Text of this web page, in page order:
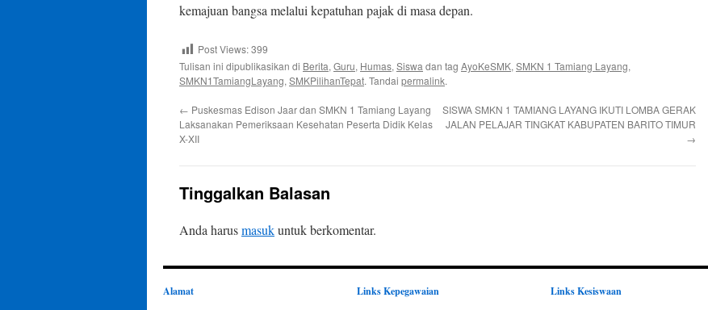
kemajuan bangsa melalui kepatuhan pajak di masa depan.
Post Views:399
Tulisan ini dipublikasikan di Berita, Guru, Humas, Siswa dan tag AyoKeSMK, SMKN 1 Tamiang Layang,
SMKN1TamiangLayang, SMKPilihanTepat. Tandai permalink.
← Puskesmas Edison Jaar dan SMKN 1 Tamiang Layang
Laksanakan Pemeriksaan Kesehatan Peserta Didik Kelas
X-XII
SISWA SMKN 1 TAMIANG LAYANG IKUTI LOMBA GERAK
JALAN PELAJAR TINGKAT KABUPATEN BARITO TIMUR
→
Tinggalkan Balasan
Anda harusmasukuntuk berkomentar.
Alamat Links Kepegawaian Links Kesiswaan